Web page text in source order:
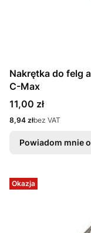
Nakrętka do felg
C-Max
Cena
11,00 zł
Cena
8,94 złbez VAT
Powiadom mnie
Okazja